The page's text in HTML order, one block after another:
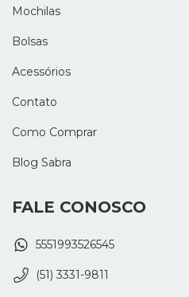
Mochilas
Bolsas
Acessórios
Contato
Como Comprar
Blog Sabra
FALE CONOSCO
5551993526545
(51) 3331-9811